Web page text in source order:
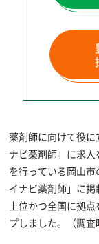
薬剤師に向けて役
ナビ薬剤師」に求人
を行っている岡山
イナビ薬剤師」に
上位かつ全国に拠
プしました。（調査